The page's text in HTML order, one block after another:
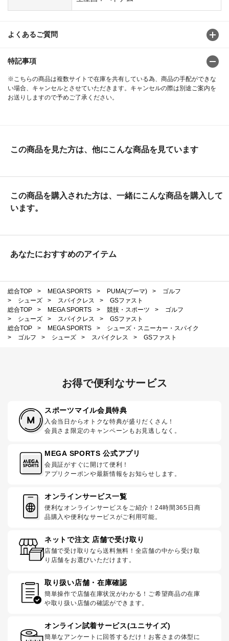
よくあるご質問
特記事項
※こちらの商品は複数サイトで在庫を共有している為、商品の手配ができな
い場合、キャンセルとさせていただきます。キャンセルの際は別途ご案内を
お送りしますので予めご了承ください。
この商品を見た方は、他にこんな商品を見ています
この商品を購入された方は、一緒にこんな商品を購入して
います。
あなたにおすすめのアイテム
総合TOP > MEGA SPORTS > PUMA(プーマ) >
ゴルフ
>
シューズ > スパイクレス >
GSファスト
総合TOP
> MEGA SPORTS > 競技・スポーツ >
ゴルフ
>
シューズ > スパイクレス >
GSファスト
総合TOP
> MEGA SPORTS >
シューズ・スニーカー・スパイク
>
ゴルフ > シューズ > スパイクレス > GSファスト
お得で便利なサービス
スポーツマイル会員特典
入会当日からオトクな特典が盛りだくさん！
会員さま限定のキャンペーンもお見逃しなく。
MEGA SPORTS 公式アプリ
会員証がすぐに開けて便利！
アプリクーポンや最新情報をお知らせします。
オンラインサービス一覧
便利なオンラインサービスをご紹介！24時間365日商
品購入や便利なサービスがご利用可能。
ネットで注文 店舗で受け取り
店舗で受け取りなら送料無料！全店舗の中から受け取
り店舗をお選びいただけます。
取り扱い店舗・在庫確認
簡単操作で店舗在庫状況がわかる！ご希望商品の在庫
や取り扱い店舗の確認ができます。
オンライン試着サービス(ユニサイズ)
簡単なアンケートに回答するだけ！お客さまの体型に